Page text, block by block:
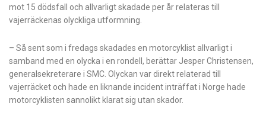
mot 15 dödsfall och allvarligt skadade per år relateras till
vajerräckenas olyckliga utformning.
– Så sent som i fredags skadades en motorcyklist allvarligt i
samband med en olycka i en rondell, berättar Jesper Christensen,
generalsekreterare i SMC. Olyckan var direkt relaterad till
vajerräcket och hade en liknande incident inträffat i Norge hade
motorcyklisten sannolikt klarat sig utan skador.